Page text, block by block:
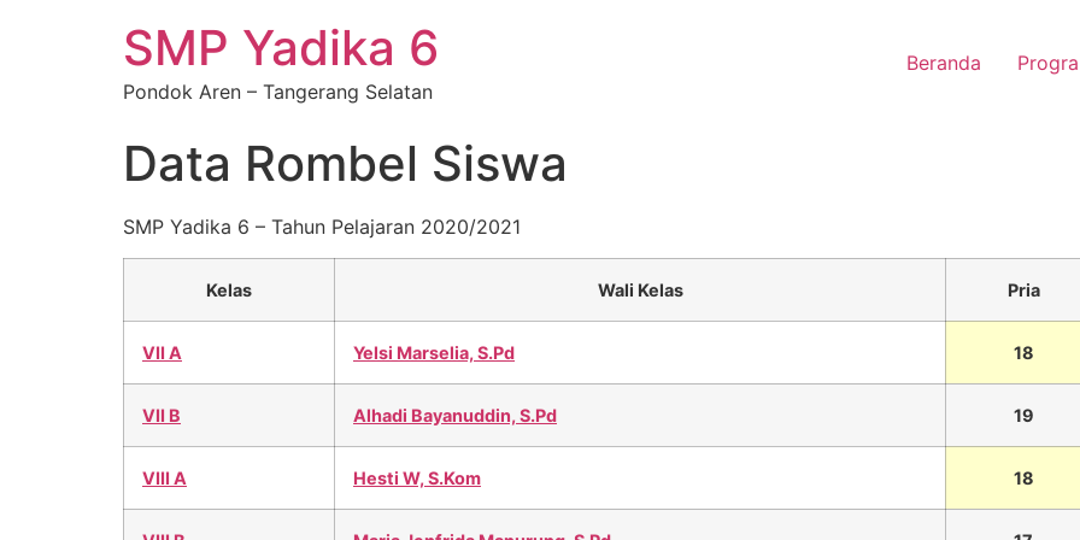
SMP Yadika 6
Pondok Aren – Tangerang Selatan
Beranda
Data Rombel Siswa
SMP Yadika 6 – Tahun Pelajaran 2020/2021
Kelas Wali Kelas Pria
VII A Yelsi Marselia, S.Pd 18
VII B Alhadi Bayanuddin, S.Pd 19
VIII A Hesti W, S.Kom 18